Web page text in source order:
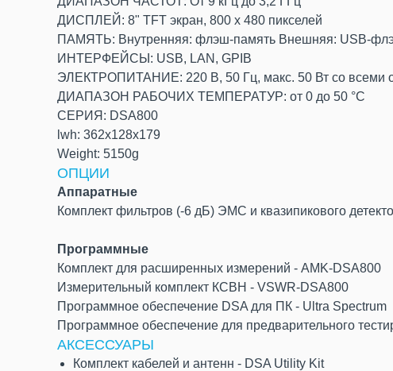
ДИСПЛЕЙ: 8" TFT экран, 800 х 480 пикселей
ПАМЯТЬ: Внутренняя: флэш-память Внешняя: USB-
ИНТЕРФЕЙСЫ: USB, LAN, GPIB
ЭЛЕКТРОПИТАНИЕ: 220 В, 50 Гц, макс. 50 Вт со всеми
ДИАПАЗОН РАБОЧИХ ТЕМПЕРАТУР: от 0 до 50 °C
СЕРИЯ: DSA800
lwh: 362x128x179
Weight: 5150g
ОПЦИИ
Аппаратные
Комплект фильтров (-6 дБ) ЭМС и квазипикового
Программные
Комплект для расширенных измерений - AMK-DSA800
Измерительный комплект КСВН - VSWR-DSA800
Программное обеспечение DSA для ПК - Ultra Spectrum
Программное обеспечение для предварительного
АКСЕССУАРЫ
Комплект кабелей и антенн - DSA Utility Kit